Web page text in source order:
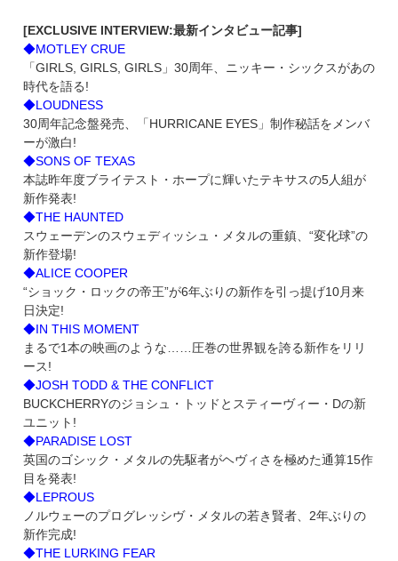
[EXCLUSIVE INTERVIEW:最新インタビュー記事]
◆MOTLEY CRUE
「GIRLS, GIRLS, GIRLS」30周年、ニッキー・シックスがあの
時代を語る!
◆LOUDNESS
30周年記念盤発売、「HURRICANE EYES」制作秘話をメンバ
ーが激白!
◆SONS OF TEXAS
本誌昨年度ブライテスト・ホープに輝いたテキサスの5人組が
新作発表!
◆THE HAUNTED
スウェーデンのスウェディッシュ・メタルの重鎮、“変化球”の
新作登場!
◆ALICE COOPER
“ショック・ロックの帝王”が6年ぶりの新作を引っ提げ10月来
日決定!
◆IN THIS MOMENT
まるで1本の映画のような……圧巻の世界観を誇る新作をリリ
ース!
◆JOSH TODD & THE CONFLICT
BUCKCHERRYのジョシュ・トッドとスティーヴィー・Dの新
ユニット!
◆PARADISE LOST
英国のゴシック・メタルの先駆者がヘヴィさを極めた通算15作
目を発表!
◆LEPROUS
ノルウェーのプログレッシヴ・メタルの若き賢者、2年ぶりの
新作完成!
◆THE LURKING FEAR